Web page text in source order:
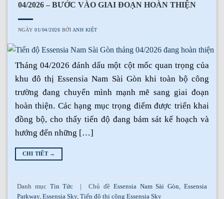
04/2026 – BƯỚC VÀO GIAI ĐOẠN HOÀN THIỆN
NGÀY01/04/2026 BỞI ANH KIỆT
Tháng 04/2026 đánh dấu một cột mốc quan trọng của
khu đô thị Essensia Nam Sài Gòn khi toàn bộ công
trường đang chuyển mình mạnh mẽ sang giai đoạn
hoàn thiện. Các hạng mục trọng điểm được triển khai
đồng bộ, cho thấy tiến độ đang bám sát kế hoạch và
hướng đến những […]
CHI TIẾT →
Danh mục Tin Tức Chủ đề Essensia Nam Sài Gòn, Essensia
Parkway,Essensia Sky,Tiến độ thi công Essensia Sky